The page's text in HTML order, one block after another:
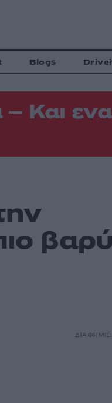
Blogs
Και
βαρύ